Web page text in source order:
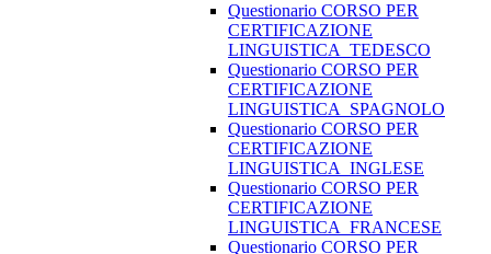
Questionario CORSO PER
CERTIFICAZIONE
LINGUISTICA_TEDESCO
Questionario CORSO PER
CERTIFICAZIONE
LINGUISTICA_SPAGNOLO
Questionario CORSO PER
CERTIFICAZIONE
LINGUISTICA_INGLESE
Questionario CORSO PER
CERTIFICAZIONE
LINGUISTICA_FRANCESE
Questionario CORSO PER